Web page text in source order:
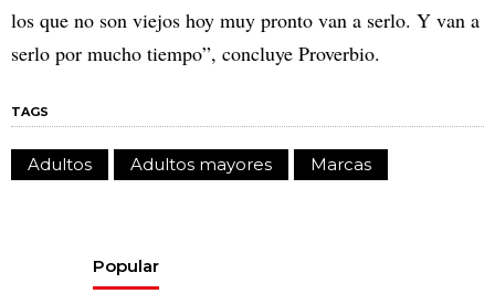
los que no son viejos hoy muy pronto van a serlo. Y van a
serlo por mucho tiempo”, concluye Proverbio.
TAGS
Adultos Adultos mayores Marcas
Popular